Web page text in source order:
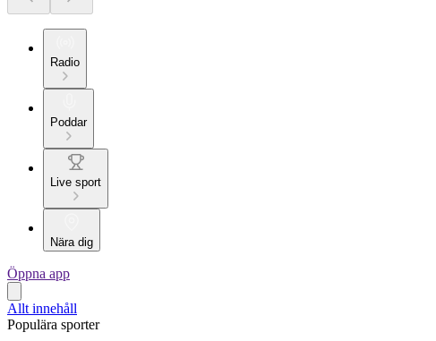
Radio
Poddar
Live sport
Nära dig
Öppna app
Allt innehåll
Populära sporter